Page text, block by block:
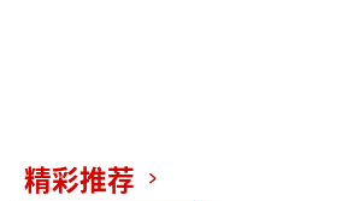
精彩推荐